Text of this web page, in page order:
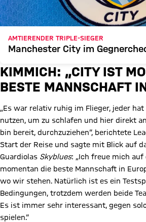
AMTIERENDER TRIPLE-SIEGER
Manchester City im
KIMMICH: „CITY IST
BESTE MANNSCHAFT
„Es war relativ ruhig im Flieger, jeder
nutzen, um zu schlafen und hier direkt
bin bereit, durchzuziehen“, berichtete
Start der Reise und sagte mit Blick auf
Guardiolas Skyblues: „Ich freue mich auf
momentan die beste Mannschaft in
wo wir stehen. Natürlich ist es ein
Bedingungen, trotzdem werden beide
Es ist immer sehr interessant, gegen
spielen.“